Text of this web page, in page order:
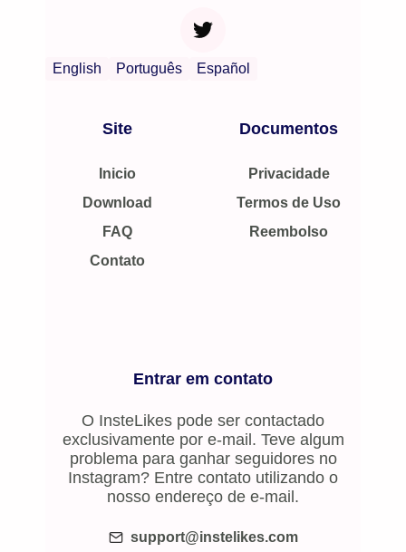
English Português Español
Site
Inicio
Download
FAQ
Contato
Documentos
Privacidade
Termos de Uso
Reembolso
Entrar em contato
O InsteLikes pode ser contactado
exclusivamente por e-mail. Teve algum
problema para ganhar seguidores no
Instagram? Entre contato utilizando o
nosso endereço de e-mail.
support@instelikes.com